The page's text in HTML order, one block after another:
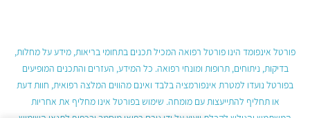
פורטל אינפומד הינו פורטל רפואה המכיל תכנים בתחומי בריאות, מידע על מחלות,
בדיקות, ניתוחים, תרופות ומונחי רפואה. כל המידע, העזרים והתכנים המופיעים
בפורטל נועדו למטרת אינפורמציה בלבד ואינם מהווים המלצה רפואית, חוות דעת
או תחליף להתייעצות עם מומחה. שימוש בפורטל אינו מחליף את אחריות